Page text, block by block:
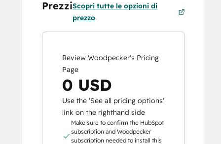
PrezziScopri tutte le opzioni di
prezzo
Review Woodpecker's Pricing
Page
0 USD
Use the 'See all pricing options'
link on the righthand side
Make sure to confirm the HubSpot
subscription and Woodpecker
subscription needed to install this